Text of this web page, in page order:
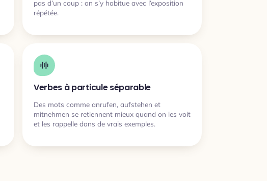
pas d’un coup : on s’y habitue avec l’exposition
répétée.
Verbes à particule séparable
Des mots comme anrufen, aufstehen et
mitnehmen se retiennent mieux quand on les voit
et les rappelle dans de vrais exemples.